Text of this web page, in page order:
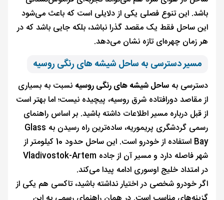
باشد. این تنوع فصلی یکی از دلایلی است که باعث می‌شود
این ساحل فقط یک مقصد گذرا نباشد، بلکه جایی باشد که در
هر زمان چهره‌ای تازه نشان می‌دهد.
مسیر دسترسی به ساحل شیشه های رنگی روسیه
دسترسی به ساحل شیشه های رنگی روسیه نسبت به بسیاری
از مقاصد دورافتاده شرق روسیه، پیچیده نیست؛ اما بهتر است
از قبل درباره مسیر اطلاعات داشته باشید. بر اساس راهنمای
رسمی گردشگری پریموریه، ساده‌ترین راه رسیدن به Glass
Bay استفاده از خودرو است. این ساحل حدود 10 کیلومتر از
شهر فاصله دارد و مسیر آن از جاده Vladivostok-Artem
در امتداد خلیج اوسوری ادامه پیدا می‌کند.
اگر خودرو شخصی در اختیار نداشته باشید، تاکسی هم یکی از